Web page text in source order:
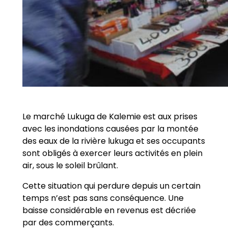
Le marché Lukuga de Kalemie est aux prises
avec les inondations causées par la montée
des eaux de la rivière lukuga et ses occupants
sont obligés à exercer leurs activités en plein
air, sous le soleil brûlant.
Cette situation qui perdure depuis un certain
temps n’est pas sans conséquence. Une
baisse considérable en revenus est décriée
par des commerçants.